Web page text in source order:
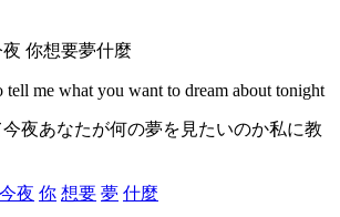
你想要夢什麼
tell me what you want to dream about tonight
夜あなたが何の夢を見たいのか私に教
今夜 你 想要 夢 什麼